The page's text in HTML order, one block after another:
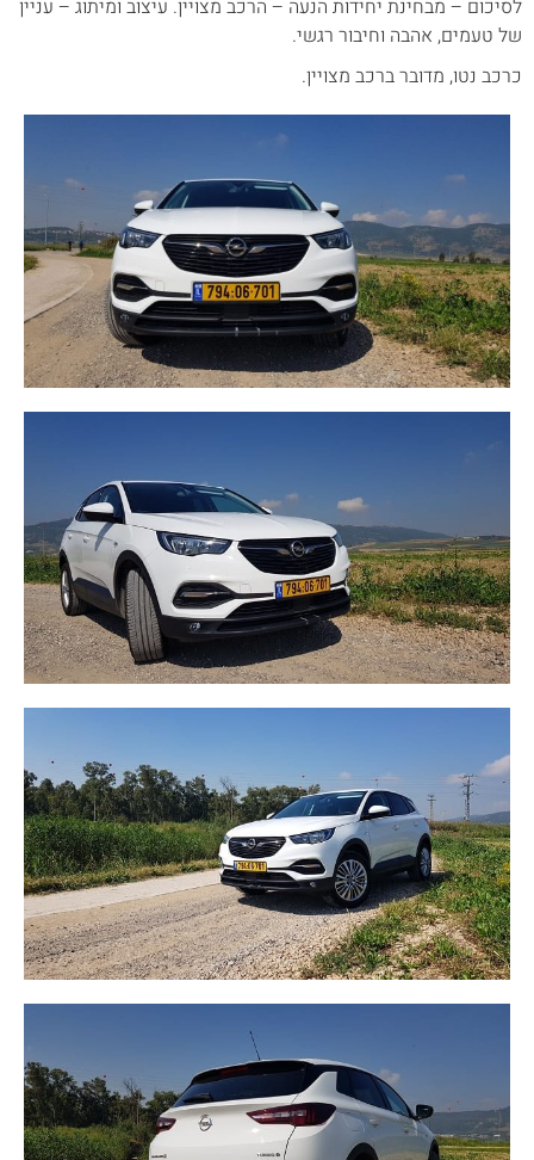
לסיכום – מבחינת יחידות הנעה – הרכב מצויין. עיצוב ומיתוג – עניין
של טעמים, אהבה וחיבור רגשי.
כרכב נטו, מדובר ברכב מצויין.